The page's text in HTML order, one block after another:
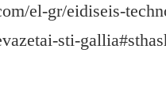
el-gr/eidiseis-
sti-